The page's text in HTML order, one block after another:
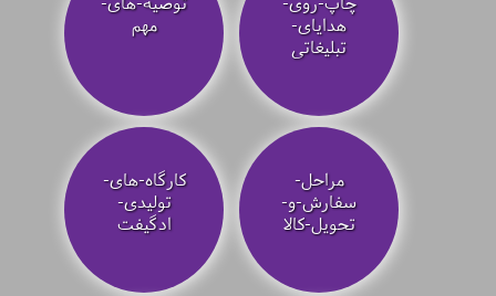
هدایای-
تبلیغاتی
مهم
مراحل-
سفارش-و-
تحویل-کالا
کارگاه-های-
تولیدی-
ادگیفت